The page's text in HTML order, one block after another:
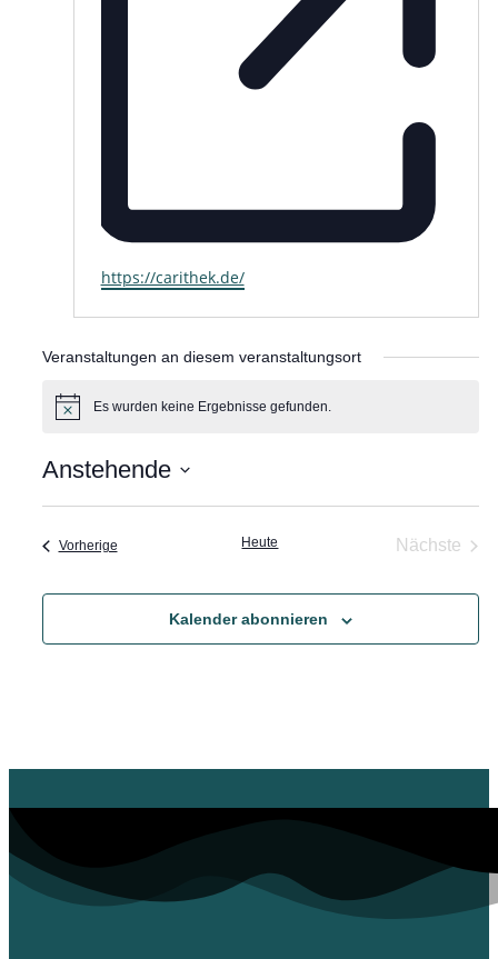
Webseite
https://carithek.de/
Veranstaltungen an diesem veranstaltungsort
HinweisEs wurden keine Ergebnisse gefunden.
Anstehende
VorherigeVeranstaltungen Heute
Nächste
Kalender abonnieren